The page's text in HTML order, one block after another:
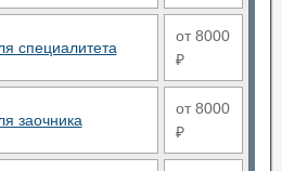
специалитета
от 8000
₽
заочника
от 8000
₽